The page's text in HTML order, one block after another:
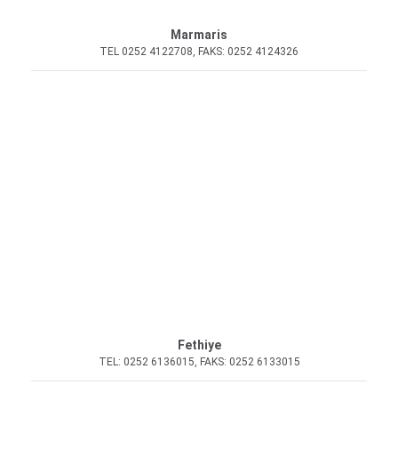
Marmaris
TEL 0252 4122708, FAKS: 0252 4124326
Fethiye
TEL: 0252 6136015, FAKS: 0252 6133015